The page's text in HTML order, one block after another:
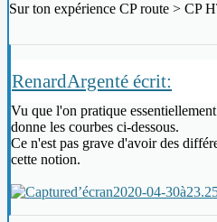
Sur ton expérience CP route > CP
RenardArgenté écrit:
Vu que l'on pratique
donne les courbes ci-dessous.
Ce n'est pas grave d'avoir des
cette notion.